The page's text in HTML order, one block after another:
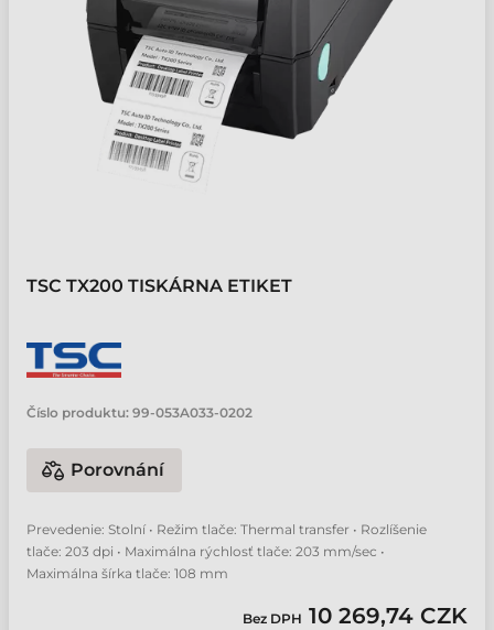
TSC TX200 TISKÁRNA ETIKET
Číslo produktu: 99-053A033-0202
Porovnání
Prevedenie: Stolní • Režim tlače: Thermal transfer • Rozlíšenie
tlače: 203 dpi • Maximálna rýchlosť tlače: 203 mm/sec •
Maximálna šírka tlače: 108 mm
Bez DPH 10 269,74 CZK